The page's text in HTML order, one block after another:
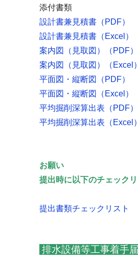
添付書類
設計書兼見積書（ PDF）
設計書兼見積書（ Excel ）
案内図（見取図）（ PDF）
案内図（見取図）（ Excel ）
平面図・縦断図（ PDF）
平面図・縦断図（ Excel ）
平均掘削深算出表（ PDF）
平均掘削深算出表（ Excel ）
お願い
提出時に以下のチェック
提出書類チェックリスト
排水設備等工事着手届